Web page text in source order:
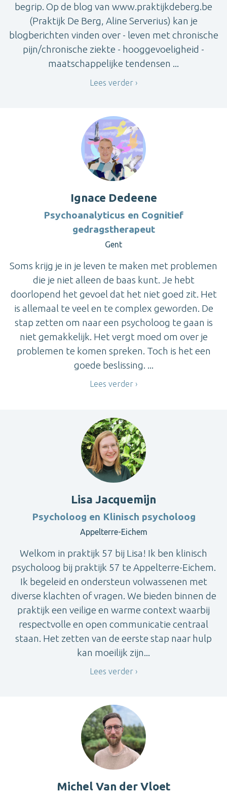
begrip. Op de blog van www.praktijkdeberg.be
(Praktijk De Berg, Aline Serverius) kan je
blogberichten vinden over - leven met chronische
pijn/chronische ziekte - hooggevoeligheid -
maatschappelijke tendensen ...
Lees verder
Ignace Dedeene
Psychoanalyticus en Cognitief
gedragstherapeut
Gent
Soms krijg je in je leven te maken met problemen
die je niet alleen de baas kunt. Je hebt
doorlopend het gevoel dat het niet goed zit. Het
is allemaal te veel en te complex geworden. De
stap zetten om naar een psycholoog te gaan is
niet gemakkelijk. Het vergt moed om over je
problemen te komen spreken. Toch is het een
goede beslissing. ...
Lees verder
Lisa Jacquemijn
Psycholoog en Klinisch psycholoog
Appelterre-Eichem
Welkom in praktijk 57 bij Lisa! Ik ben klinisch
psycholoog bij praktijk 57 te Appelterre-Eichem.
Ik begeleid en ondersteun volwassenen met
diverse klachten of vragen. We bieden binnen de
praktijk een veilige en warme context waarbij
respectvolle en open communicatie centraal
staan. Het zetten van de eerste stap naar hulp
kan moeilijk zijn...
Lees verder
Michel Van der Vloet